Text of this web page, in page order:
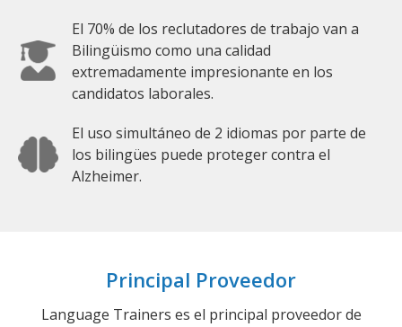
El 70% de los reclutadores de trabajo van a
Bilingüismo como una calidad
extremadamente impresionante en los
candidatos laborales.
El uso simultáneo de 2 idiomas por parte de
los bilingües puede proteger contra el
Alzheimer.
Principal Proveedor
Language Trainers es el principal proveedor de